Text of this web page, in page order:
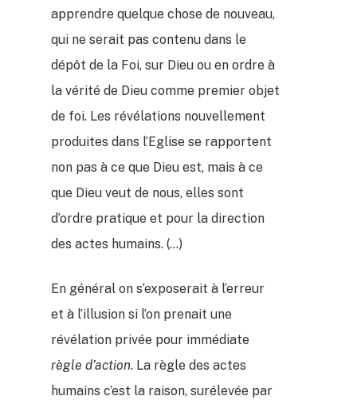
apprendre quelque chose de nouveau,
qui ne serait pas contenu dans le
dépôt de la Foi, sur Dieu ou en ordre à
la vérité de Dieu comme premier objet
de foi. Les révélations nouvellement
produites dans l’Eglise se rapportent
non pas à ce que Dieu est, mais à ce
que Dieu veut de nous, elles sont
d’ordre pratique et pour la direction
des actes humains. (…)
En général on s’exposerait à l’erreur
et à l’illusion si l’on prenait une
révélation privée pour immédiate
règle d’action. La règle des actes
humains c’est la raison, surélevée par